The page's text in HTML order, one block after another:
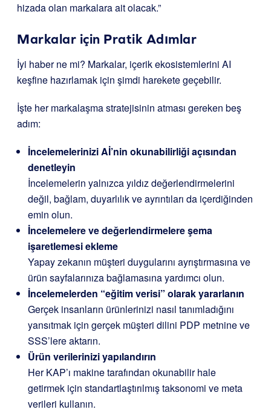
hizada olan markalara ait olacak.”
Markalar için Pratik Adımlar
İyi haber ne mi? Markalar, içerik ekosistemlerini AI
keşfine hazırlamak için şimdi harekete geçebilir.
İşte her markalaşma stratejisinin atması gereken beş
adım:
İncelemelerinizi Aİ’nin okunabilirliği açısından
denetleyin
İncelemelerin yalnızca yıldız değerlendirmelerini
değil, bağlam, duyarlılık ve ayrıntıları da içerdiğinden
emin olun.
İncelemelere ve değerlendirmelere şema
işaretlemesi ekleme
Yapay zekanın müşteri duygularını ayrıştırmasına ve
ürün sayfalarınıza bağlamasına yardımcı olun.
İncelemelerden “eğitim verisi” olarak yararlanın
Gerçek insanların ürünlerinizi nasıl tanımladığını
yansıtmak için gerçek müşteri dilini PDP metnine ve
SSS’lere aktarın.
Ürün verilerinizi yapılandırın
Her KAP’ı makine tarafından okunabilir hale
getirmek için standartlaştırılmış taksonomi ve meta
verileri kullanın.